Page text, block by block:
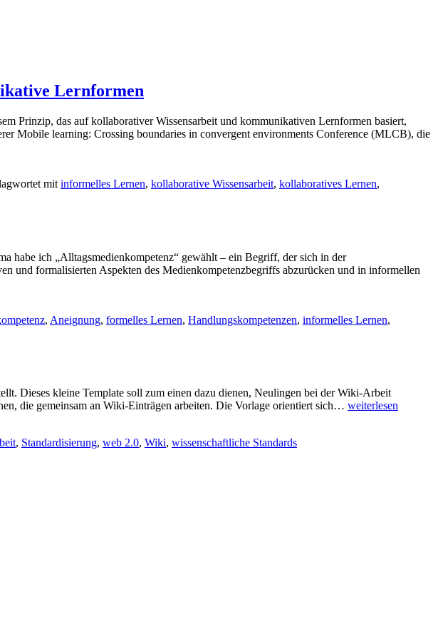
Lernformen
Prinzip, das auf kollaborativer Wissensarbeit und kommunikativen Lernformen basiert,
Mobile learning: Crossing boundaries in convergent environments Conference (MLCB), die
mit informelles Lernen, kollaborative Wissensarbeit, kollaboratives Lernen,
habe ich „Alltagsmedienkompetenz“ gewählt – ein Begriff, der sich in der
und formalisierten Aspekten des Medienkompetenzbegriffs abzurücken und in informellen
, Aneignung, formelles Lernen, Handlungskompetenzen, informelles Lernen,
Dieses kleine Template soll zum einen dazu dienen, Neulingen bei der Wiki-Arbeit
die gemeinsam an Wiki-Einträgen arbeiten. Die Vorlage orientiert sich… Vorlage
weiterlesen
, Standardisierung, web 2.0, Wiki, wissenschaftliche Standards